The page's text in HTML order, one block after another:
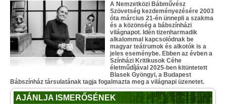
A Nemzetközi Bábművész
Szövetség kezdeményezésére 2003
óta március 21-én ünnepli a szakma
és a közönség a bábszínházi
világnapot. Idén tizenharmadik
alkalommal kapcsolódnak be
magyar teátrumok és alkotók is a
jeles eseménybe. Ebben az évben a
Színházi Kritikusok Céhe
életműdíjával 2025-ben kitüntetett
Blasek Gyöngyi, a Budapest
Bábszínház társulatának tagja fogalmazta meg a világnapi üzenetet.
AJÁNLJA ISMERŐSÉNEK